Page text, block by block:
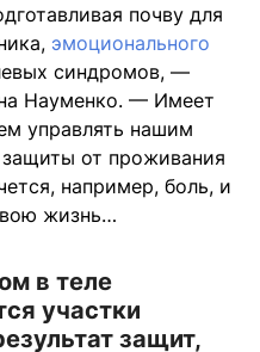
почву для
эмоционального
синдромов, —
Науменко. — Имеет
управлять нашим
от проживания
например, боль, и
жизнь…
в теле
участки
защит,